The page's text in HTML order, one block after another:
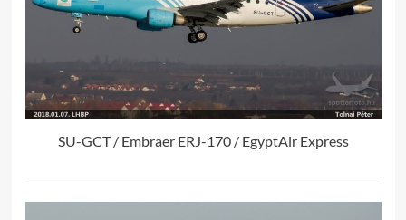
SU-GCT / Embraer ERJ-170 / EgyptAir Express